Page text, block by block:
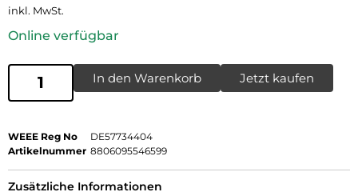
inkl. MwSt.
Online verfügbar
In den Warenkorb Jetzt kaufen
WEEE Reg No
DE57734404
Artikelnummer 8806095546599
Zusätzliche Informationen